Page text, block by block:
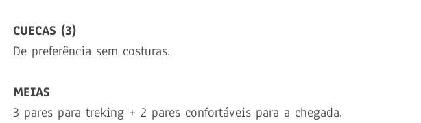
CUECAS (3)
De preferência sem costuras.
MEIAS
3 pares para treking + 2 pares confortáveis para a chegada.